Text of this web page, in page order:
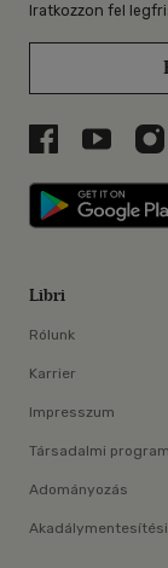
Iratkozzon fel
Libri aLibri a
Libri
Rólunk
Karrier
Impresszum
Társadalmi
Adományozás